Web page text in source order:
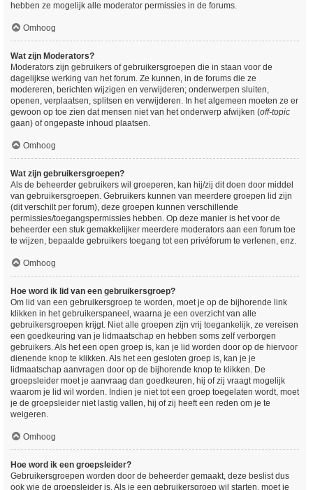
hebben ze mogelijk alle moderator permissies in de forums.
Omhoog
Wat zijn Moderators?
Moderators zijn gebruikers of gebruikersgroepen die in staan voor de
dagelijkse werking van het forum. Ze kunnen, in de forums die ze
modereren, berichten wijzigen en verwijderen; onderwerpen sluiten,
openen, verplaatsen, splitsen en verwijderen. In het algemeen moeten ze er
gewoon op toe zien dat mensen niet van het onderwerp afwijken (off-topic
gaan) of ongepaste inhoud plaatsen.
Omhoog
Wat zijn gebruikersgroepen?
Als de beheerder gebruikers wil groeperen, kan hij/zij dit doen door middel
van gebruikersgroepen. Gebruikers kunnen van meerdere groepen lid zijn
(dit verschilt per forum), deze groepen kunnen verschillende
permissies/toegangspermissies hebben. Op deze manier is het voor de
beheerder een stuk gemakkelijker meerdere moderators aan een forum toe
te wijzen, bepaalde gebruikers toegang tot een privéforum te verlenen, enz.
Omhoog
Hoe word ik lid van een gebruikersgroep?
Om lid van een gebruikersgroep te worden, moet je op de bijhorende link
klikken in het gebruikerspaneel, waarna je een overzicht van alle
gebruikersgroepen krijgt. Niet alle groepen zijn vrij toegankelijk, ze vereisen
een goedkeuring van je lidmaatschap en hebben soms zelf verborgen
gebruikers. Als het een open groep is, kan je lid worden door op de hiervoor
dienende knop te klikken. Als het een gesloten groep is, kan je je
lidmaatschap aanvragen door op de bijhorende knop te klikken. De
groepsleider moet je aanvraag dan goedkeuren, hij of zij vraagt mogelijk
waarom je lid wil worden. Indien je niet tot een groep toegelaten wordt, moet
je de groepsleider niet lastig vallen, hij of zij heeft een reden om je te
weigeren.
Omhoog
Hoe word ik een groepsleider?
Gebruikersgroepen worden door de beheerder gemaakt, deze beslist dus
ook wie de groepsleider is. Als je een gebruikersgroep wil starten, moet je